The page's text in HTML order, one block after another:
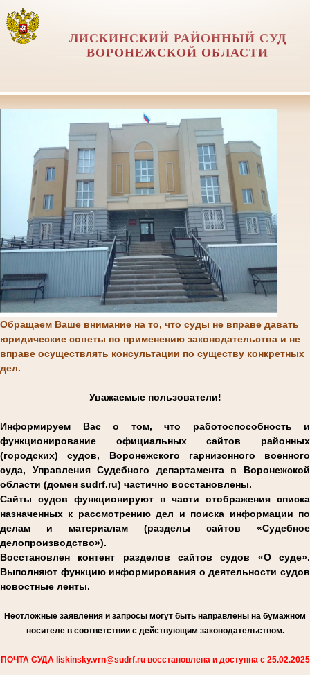
ЛИСКИНСКИЙ РАЙОННЫЙ СУД
ВОРОНЕЖСКОЙ ОБЛАСТИ
Обращаем Ваше внимание на то, что суды не вправе давать
юридические советы по применению законодательства и не
вправе осуществлять консультации по существу конкретных
дел.
Уважаемые пользователи!
Информируем Вас о том, что работоспособность и
функционирование официальных сайтов районных
(городских) судов, Воронежского гарнизонного военного
суда, Управления Судебного департамента в Воронежской
области (домен sudrf.ru) частично восстановлены.
Сайты судов функционируют в части отображения списка
назначенных к рассмотрению дел и поиска информации по
делам и материалам (разделы сайтов «Судебное
делопроизводство»).
Восстановлен контент разделов сайтов судов «О суде».
Выполняют функцию информирования о деятельности судов
новостные ленты.
Неотложные заявления и запросы могут быть направлены на бумажном
носителе в соответствии с действующим законодательством.
ПОЧТА СУДА liskinsky.vrn@sudrf.ru восстановлена и доступна с 25.02.2025